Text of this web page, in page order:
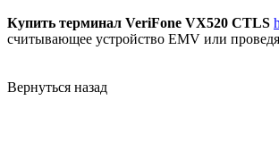
Купить терминал VeriFone VX520 CTLS
считывающее устройство EMV или
Вернуться назад